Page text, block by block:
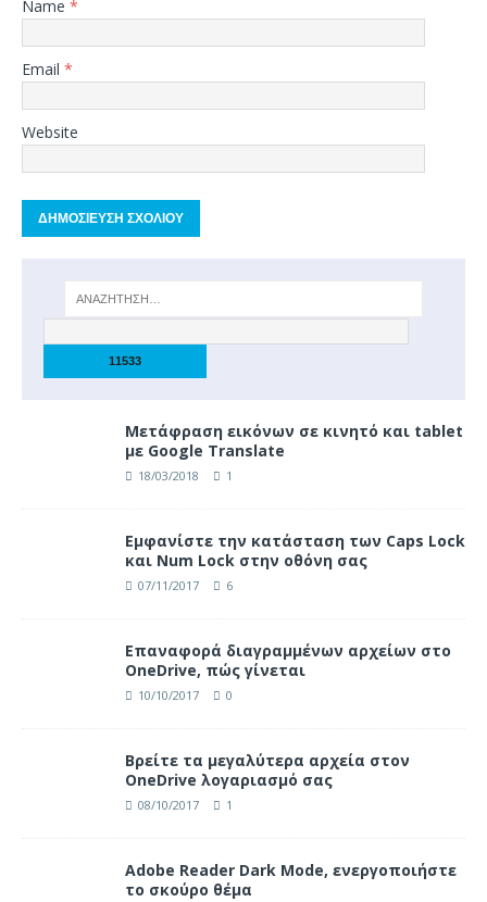
Name *
Email *
Website
Μετάφραση εικόνων σε κινητό και tablet
με Google Translate
18/03/2018 1
Eμφανίστε την κατάσταση των Caps Lock
και Num Lock στην οθόνη σας
07/11/2017 6
Επαναφορά διαγραμμένων αρχείων στο
OneDrive, πώς γίνεται
10/10/2017 0
Βρείτε τα μεγαλύτερα αρχεία στον
OneDrive λογαριασμό σας
08/10/2017 1
Adobe Reader Dark Mode, ενεργοποιήστε
το σκούρο θέμα